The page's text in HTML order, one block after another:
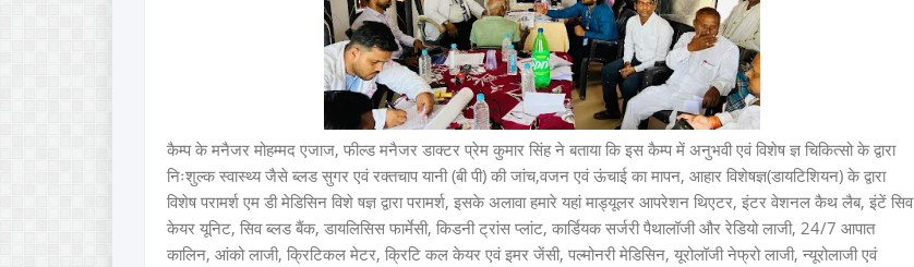
कैम्प के मनैजर मोहम्मद एजाज, फील्ड मनैजर डाक्टर प्रेम कुमार सिंह ने बताया कि इस कैम्प में अनुभवी एवं विशेष ज्ञ चिकित्सो के द्वारा
निःशुल्क स्वास्थ्य जैसे ब्लड सुगर एवं रक्तचाप यानी (बी पी) की जांच,वजन एवं ऊंचाई का मापन, आहार विशेषज्ञ(डायटिशियन) के द्वारा
विशेष परामर्श एम डी मेडिसिन विशे षज्ञ द्वारा परामर्श, इसके अलावा हमारे यहां माड्यूलर आपरेशन थिएटर, इंटर वेशनल कैथ लैब, इंटें सिव
केयर यूनिट, सिव ब्लड बैंक, डायलिसिस फार्मेसी, किडनी ट्रांस प्लांट, कार्डियक सर्जरी पैथालॉजी और रेडियो लाजी, 24/7 आपात
कालिन, आंको लाजी, क्रिटिकल मेटर, क्रिटि कल केयर एवं इमर जेंसी, पल्मोनरी मेडिसिन, यूरोलॉजी नेफ्रो लाजी, न्यूरोलाजी एवं